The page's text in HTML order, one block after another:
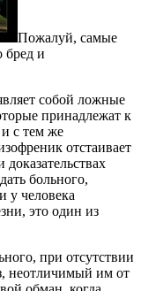
Пожалуй, самые
и
собой ложные
принадлежат к
с тем же
отстаивает
больного,
у человека
это один из
при отсутствии
неотличимый им от